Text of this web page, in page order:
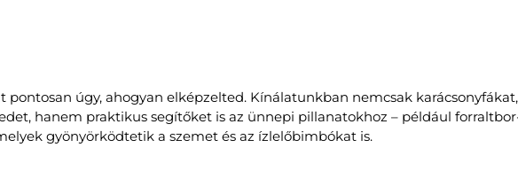
pontosan úgy, ahogyan elképzelted. Kínálatunkban nemcsak
hanem praktikus segítőket is az ünnepi pillanatokhoz – például
gyönyörködtetik a szemet és az ízlelőbimbókat is.